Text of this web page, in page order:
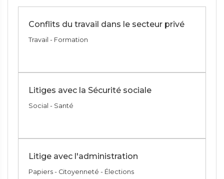
Conflits du travail dans le secteur privé
Travail - Formation
Litiges avec la Sécurité sociale
Social - Santé
Litige avec l'administration
Papiers - Citoyenneté - Élections